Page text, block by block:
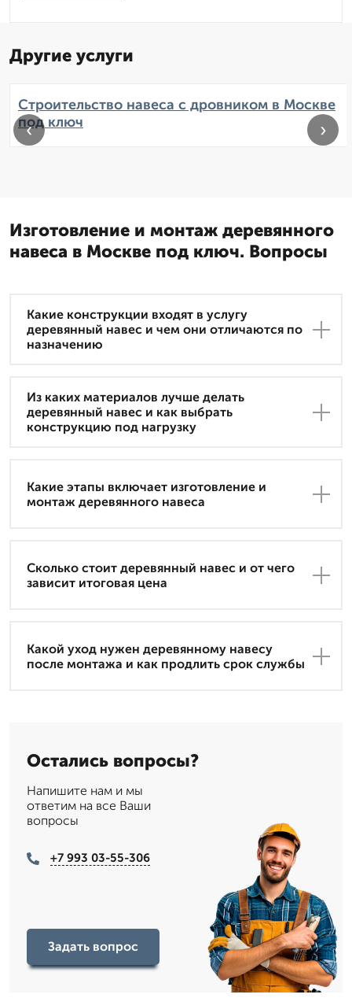
Другие услуги
Строительство навеса с дровником в Москве
под ключ
‹ ›
Изготовление и монтаж деревянного
навеса в Москве под ключ. Вопросы
Какие конструкции входят в услугу
деревянный навес и чем они отличаются по
назначению
Из каких материалов лучше делать
деревянный навес и как выбрать
конструкцию под нагрузку
Какие этапы включает изготовление и
монтаж деревянного навеса
Сколько стоит деревянный навес и от чего
зависит итоговая цена
Какой уход нужен деревянному навесу
после монтажа и как продлить срок службы
Остались вопросы?
Напишите нам и мы
ответим на все Ваши
вопросы
+7 993 03-55-306
Задать вопрос